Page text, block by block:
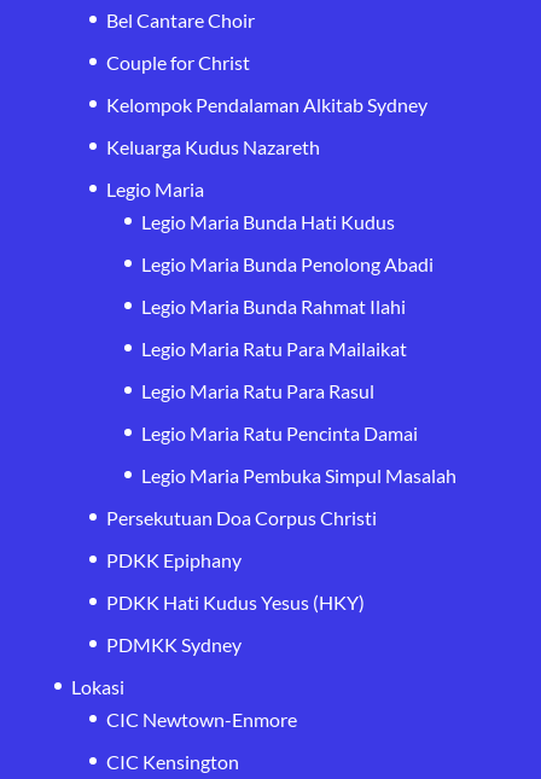
Bel Cantare Choir
Couple for Christ
Kelompok Pendalaman Alkitab Sydney
Keluarga Kudus Nazareth
Legio Maria
Legio Maria Bunda Hati Kudus
Legio Maria Bunda Penolong Abadi
Legio Maria Bunda Rahmat Ilahi
Legio Maria Ratu Para Mailaikat
Legio Maria Ratu Para Rasul
Legio Maria Ratu Pencinta Damai
Legio Maria Pembuka Simpul Masalah
Persekutuan Doa Corpus Christi
PDKK Epiphany
PDKK Hati Kudus Yesus (HKY)
PDMKK Sydney
Lokasi
CIC Newtown-Enmore
CIC Kensington